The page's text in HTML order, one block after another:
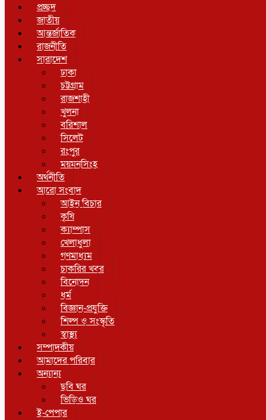
প্রচ্ছদ
জাতীয়
আন্তর্জাতিক
রাজনীতি
সারাদেশ
ঢাকা
চট্টগ্রাম
রাজশাহী
খুলনা
বরিশাল
সিলেট
রংপুর
ময়মনসিংহ
অর্থনীতি
আরো সংবাদ
আইন বিচার
কৃষি
ক্যাম্পাস
খেলাধুলা
গণমাধ্যম
চাকরির খবর
বিনোদন
ধর্ম
বিজ্ঞান-প্রযুক্তি
শিল্প ও সংস্কৃতি
স্বাস্থ্য
সম্পাদকীয়
আমাদের পরিবার
অন্যান্য
ছবি ঘর
ভিডিও ঘর
ই-পেপার